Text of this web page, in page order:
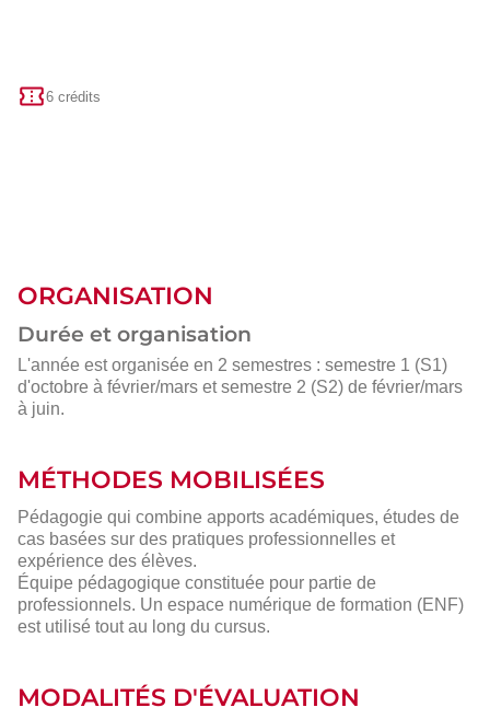
6 crédits
ORGANISATION
Durée et organisation
L'année est organisée en 2 semestres : semestre 1 (S1)
d'octobre à février/mars et semestre 2 (S2) de février/mars
à juin.
MÉTHODES MOBILISÉES
Pédagogie qui combine apports académiques, études de
cas basées sur des pratiques professionnelles et
expérience des élèves.
Équipe pédagogique constituée pour partie de
professionnels. Un espace numérique de formation (ENF)
est utilisé tout au long du cursus.
MODALITÉS D'ÉVALUATION